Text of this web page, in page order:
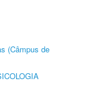
(Câmpus de